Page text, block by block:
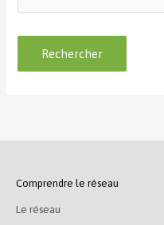
Comprendre le réseau
Le réseau